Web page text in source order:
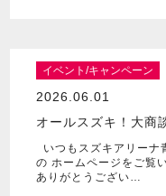
イベント/キャンペーン
2026.06.01
オールスズキ！大商
いつもスズキアリーナ
の ホームページをご覧
ありがとうござい…